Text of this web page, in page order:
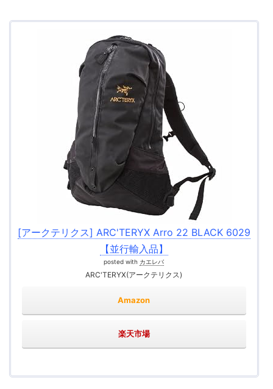
[アークテリクス] ARC'TERYX Arro 22 BLACK 6029
【並行輸入品】
posted with カエレバ
ARC'TERYX(アークテリクス)
Amazon
楽天市場